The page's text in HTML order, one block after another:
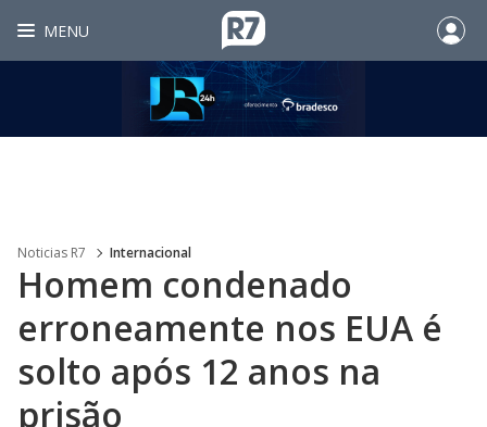
MENU
Noticias R7 Internacional
Homem condenado
erroneamente nos EUA é
solto após 12 anos na
prisão